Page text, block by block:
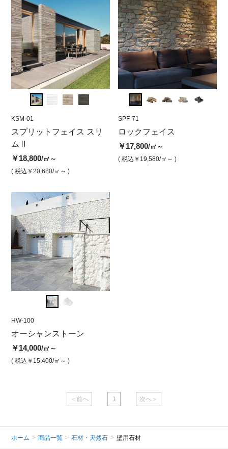
KSM-01
スプリットフェイス スリ
ムⅡ
￥18,800/㎡～
( 税込￥20,680/㎡～ )
KSM-01
スプリットフェイス スリ
ムⅡ スノーホワイト
￥18,800 /㎡
SPF-78
ロックフェイス シルクブ
ラック
￥17,800 /㎡
( 税込￥19,580 /㎡ )
SPF-71
ロックフェイス
￥17,800/㎡～
( 税込￥19,580/㎡～ )
HW-100
オーシャンストーン
￥14,000/㎡～
( 税込￥15,400/㎡～ )
＜前へ 1 次へ＞
ホーム > 商品一覧 > 石材・天然石 > 壁用石材